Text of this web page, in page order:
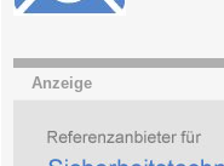
Anzeige